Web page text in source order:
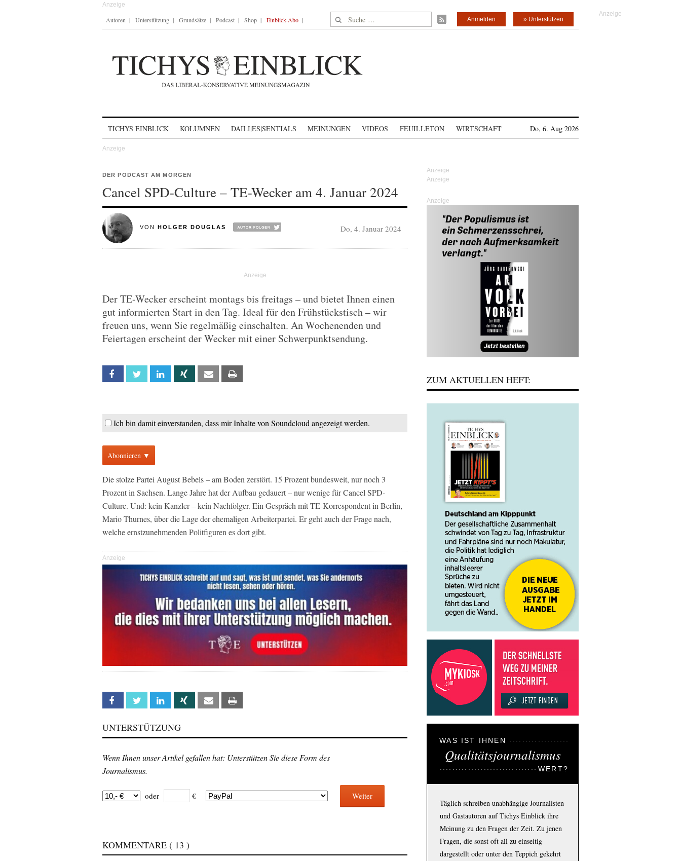
Autoren Unterstützung Grundsätze Podcast Shop Einblick-Abo Suche nach: » Unterstützen
Anmelden
TICHYS EINBLICK KOLUMNEN DAILI|ES|SENTIALS MEINUNGEN VIDEOS FEUILLETON WIRTSCHAFT Do, 6. Aug 2026
DER PODCAST AM MORGEN
Cancel SPD-Culture – TE-Wecker am 4. Januar 2024
VON HOLGER DOUGLAS Do, 4. Januar 2024
Der TE-Wecker erscheint montags bis freitags – und bietet Ihnen einen
gut informierten Start in den Tag. Ideal für den Frühstückstisch – wir
freuen uns, wenn Sie regelmäßig einschalten. An Wochenenden und
Feiertagen erscheint der Wecker mit einer Schwerpunktsendung.
Facebook Twitter Linkedin Xing Email
Ich bin damit einverstanden, dass mir Inhalte von Soundcloud angezeigt werden.
Abonnieren ▼
Die stolze Partei August Bebels – am Boden zerstört. 15 Prozent bundesweit, nur noch 3
Prozent in Sachsen. Lange Jahre hat der Aufbau gedauert – nur wenige für Cancel SPD-
Culture. Und: kein Kanzler – kein Nachfolger. Ein Gespräch mit TE-Korrespondent in Berlin,
Mario Thurnes, über die Lage der ehemaligen Arbeiterpartei. Er geht auch der Frage nach,
welche ernstzunehmenden Politfiguren es dort gibt.
Anzeige
Facebook Twitter Linkedin Xing Email
UNTERSTÜTZUNG
Wenn Ihnen unser Artikel gefallen hat: Unterstützen Sie diese Form des
Journalismus.
oder € Weiter
KOMMENTARE ( 13 )
Anzeige
ZUM AKTUELLEN HEFT:
WAS IST IHNEN
Qualitätsjournalismus
WERT?
Täglich schreiben unabhängige Journalisten
und Gastautoren auf Tichys Einblick ihre
Meinung zu den Fragen der Zeit. Zu jenen
Fragen, die sonst oft all zu einseitig
dargestellt oder unter den Teppich gekehrt